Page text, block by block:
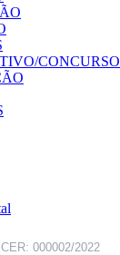
CONCURSO
000002/2022